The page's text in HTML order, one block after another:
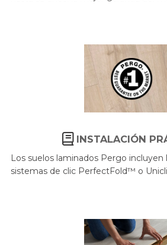
INSTALACIÓN
Los suelos laminados Pergo incluyen
sistemas de clic PerfectFold™ o